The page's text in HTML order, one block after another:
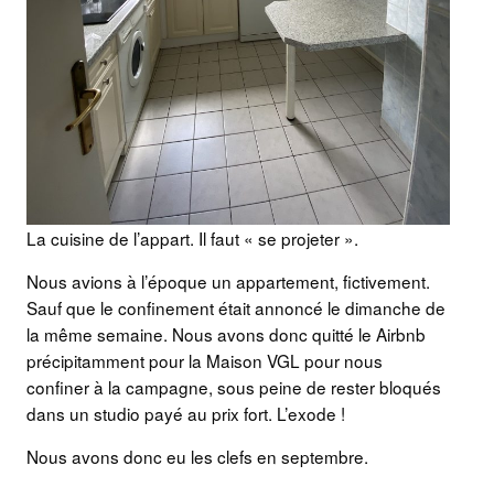
La cuisine de l’appart. Il faut « se projeter ».
Nous avions à l’époque un appartement, fictivement.
Sauf que le confinement était annoncé le dimanche de
la même semaine. Nous avons donc quitté le Airbnb
précipitamment pour la Maison VGL pour nous
confiner à la campagne, sous peine de rester bloqués
dans un studio payé au prix fort. L’exode !
Nous avons donc eu les clefs en septembre.